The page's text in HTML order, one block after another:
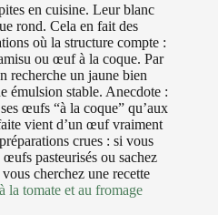
en cuisine. Leur blanc
rond. Cela en fait des
où la structure compte :
ou œuf à la coque. Par
recherche un jaune bien
émulsion stable. Anecdote :
œufs “à la coque” qu’aux
vient d’un œuf vraiment
crues : si vous
pasteurisés ou sachez
cherchez une recette
la tomate et au fromage